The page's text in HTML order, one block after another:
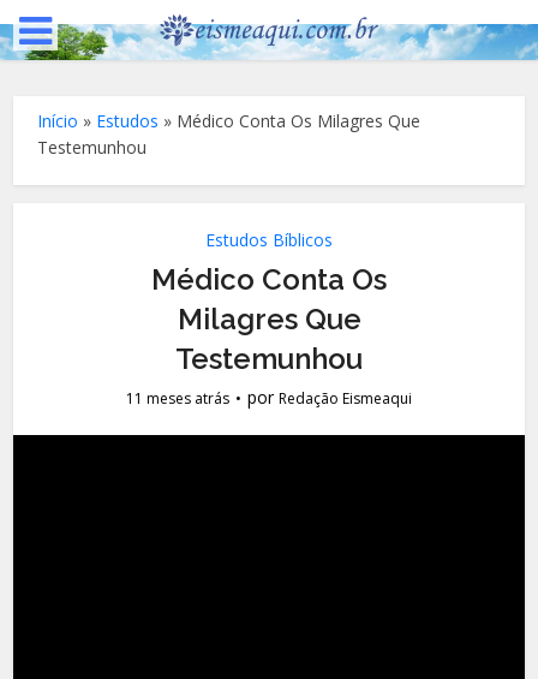
Início » Estudos » Médico Conta Os Milagres Que
Testemunhou
Estudos Bíblicos
Médico Conta Os
Milagres Que
Testemunhou
11 meses atrás porRedação Eismeaqui